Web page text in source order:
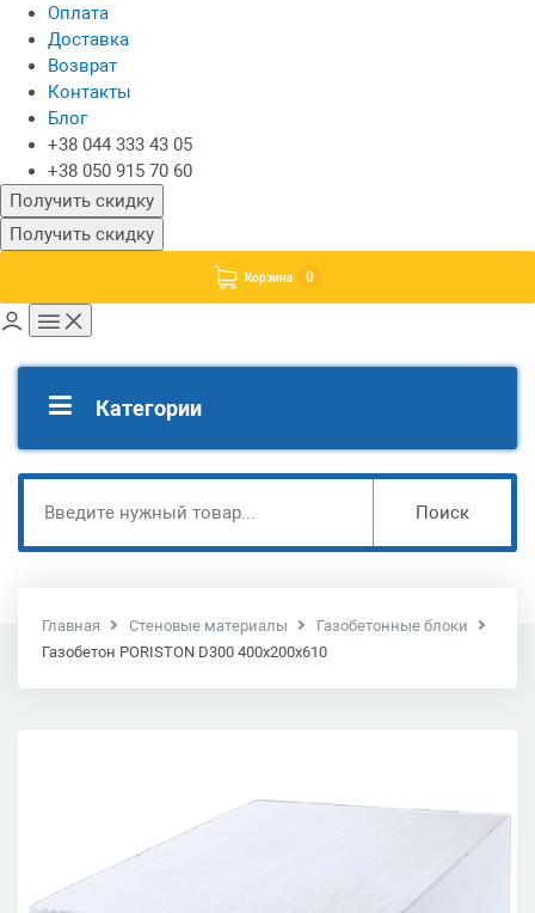
Оплата
Доставка
Возврат
Контакты
Блог
+38 044 333 43 05
+38 050 915 70 60
Получить скидку
Получить скидку
Корзина 0
Категории
Поиск
Главная Стеновые материалы
Газобетонные блоки
Газобетон PORISTON D300 400х200х610